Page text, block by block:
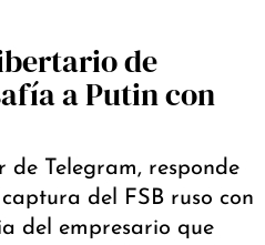
de
a Putin con
de Telegram, responde
del FSB ruso con
del empresario que